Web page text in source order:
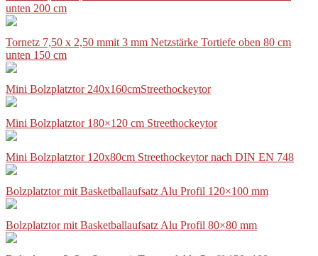
unten 200 cm
Tornetz 7,50 x 2,50 mmit 3 mm Netzstärke Tortiefe oben 80 cm
unten 150 cm
Mini Bolzplatztor 240x160cmStreethockeytor
Mini Bolzplatztor 180×120 cm Streethockeytor
Mini Bolzplatztor 120x80cm Streethockeytor nach DIN EN 748
Bolzplatztor mit Basketballaufsatz Alu Profil 120×100 mm
Bolzplatztor mit Basketballaufsatz Alu Profil 80×80 mm